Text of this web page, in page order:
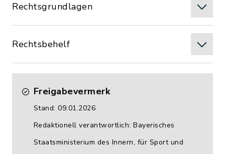
Rechtsgrundlagen
Rechtsbehelf
Freigabevermerk
Stand: 09.01.2026
Redaktionell verantwortlich: Bayerisches
Staatsministerium des Innern, für Sport und